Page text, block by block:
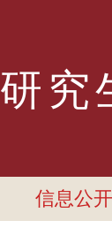
研究
信息公开